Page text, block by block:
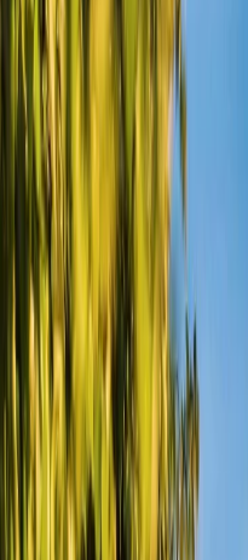
Privacy instellingen